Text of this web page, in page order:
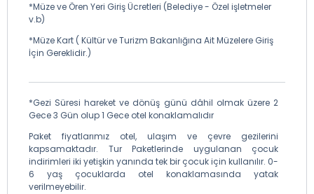
*Müze ve Ören Yeri Giriş Ücretleri (Belediye - Özel işletmeler
v.b)
*Müze Kart ( Kültür ve Turizm Bakanlığına Ait Müzelere Giriş
İçin Gereklidir.)
*Gezi Süresi hareket ve dönüş günü dâhil olmak üzere 2
Gece 3 Gün olup 1 Gece otel konaklamalıdır
Paket fiyatlarımız otel, ulaşım ve çevre gezilerini
kapsamaktadır. Tur Paketlerinde uygulanan çocuk
indirimleri iki yetişkin yanında tek bir çocuk için kullanılır. 0-
6 yaş çocuklarda otel konaklamasında yatak
verilmeyebilir.